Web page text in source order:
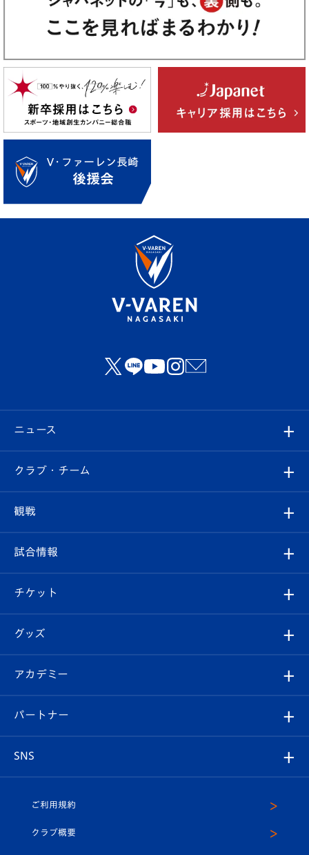
ニュース
すべて
クラブ
試合情報
チケット
イベント
メディア
ホームタウン
クラブ・チーム
クラブ概要
エンブレム紹介
スタッフプロフィール
マスコット紹介
観戦
観戦ルール
はじめての観戦ガイド
Revive Team
ヴィヴィくんの長崎おもてなしガイド
試合情報
試合日程/結果
フォトギャラリー
スタジアムグルメ
チケット
チケット
V-LOVERS（ファンクラブ）
プレイヤーズスイート
グッズ
オンラインショップ
店舗情報
アカデミー
育成からのお知らせ
U-18
パートナー
SNS
ヴィヴィくんインスタグラム
ご利用規約
クラブ概要